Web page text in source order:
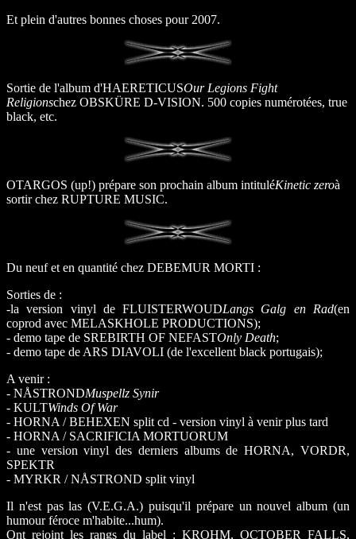
Et plein d'autres bonnes choses pour 2007.
Sortie de l'album d'HAERETICUSOur Legions Fight
Religionschez OBSKÜRE D-VISION. 500 copies numérotées, true
black, etc.
OTARGOS (up!) prépare son prochain album intituléKinetic zeroà
sortir chez RUPTURE MUSIC.
Du neuf et en quantité chez DEBEMUR MORTI :
Sorties de :
-la version vinyl de FLUISTERWOUDLangs Galg en Rad(en
coprod avec MELASKHOLE PRODUCTIONS);
- demo tape de SREBIRTH OF NEFASTOnly Death;
- demo tape de ARS DIAVOLI (de l'excellent black portugais);
A venir :
- NÅSTRONDMuspellz Synir
- KULTWinds Of War
- HORNA / BEHEXEN split cd - version vinyl à venir plus tard
- HORNA / SACRIFICIA MORTUORUM
- une version vinyl des derniers albums de HORNA, VORDR,
SPEKTR
- MYRKR / NÅSTROND split vinyl
Il n'est pas las (V.E.G.A.) puisqu'il prépare un nouvel album (un
humour féroce m'habite...hum).
Ont rejoint les rangs du label : KROHM, OCTOBER FALLS,